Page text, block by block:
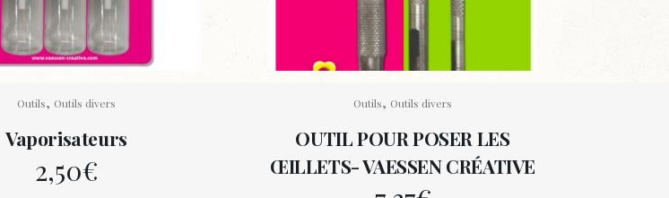
Outils, Outils divers
Vaporisateurs
2,50€
Outils, Outils divers
OUTIL POUR POSER LES
ŒILLETS- VAESSEN CRÉATIVE